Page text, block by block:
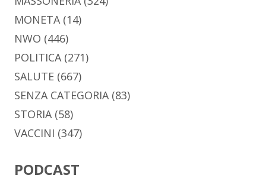
MONETA (14)
NWO (446)
POLITICA (271)
SALUTE (667)
SENZA CATEGORIA (83)
STORIA (58)
VACCINI (347)
PODCAST